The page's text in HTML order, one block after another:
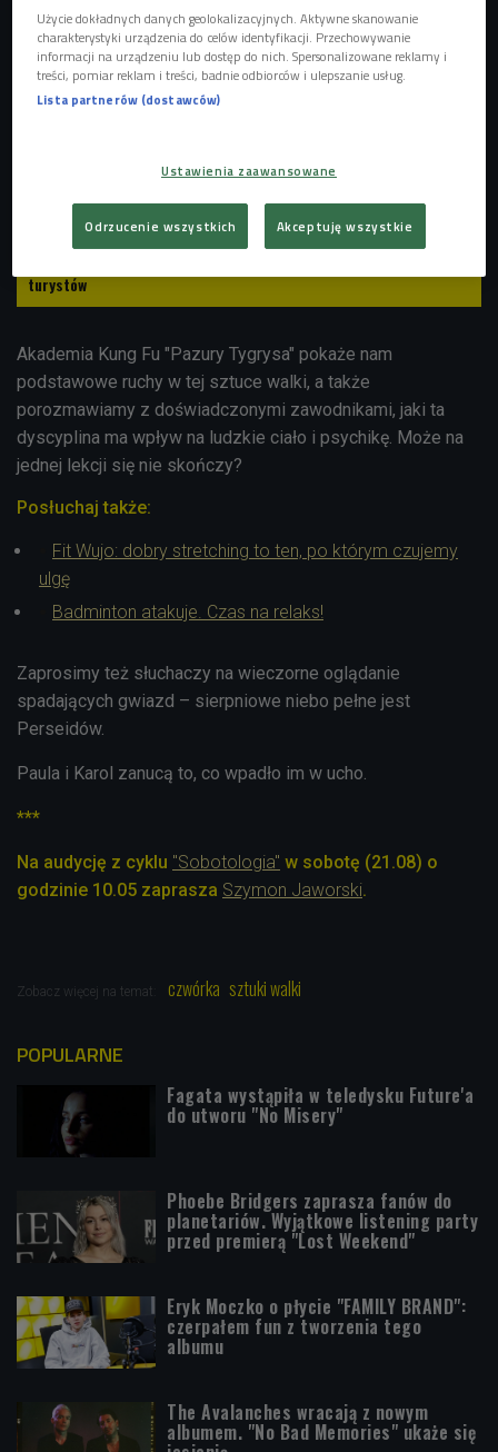
turystów
Akademia Kung Fu "Pazury Tygrysa" pokaże nam
podstawowe ruchy w tej sztuce walki, a także
porozmawiamy z doświadczonymi zawodnikami, jaki ta
dyscyplina ma wpływ na ludzkie ciało i psychikę. Może na
jednej lekcji się nie skończy?
Posłuchaj także:
Fit Wujo: dobry stretching to ten, po którym czujemy
ulgę
Badminton atakuje. Czas na relaks!
Zaprosimy też słuchaczy na wieczorne oglądanie
spadających gwiazd – sierpniowe niebo pełne jest
Perseidów.
Paula i Karol zanucą to, co wpadło im w ucho.
***
Na audycję z cyklu "Sobotologia" w sobotę (21.08) o
godzinie 10.05 zaprasza Szymon Jaworski.
Zobacz więcej na temat: czwórka sztuki walki
POPULARNE
Fagata wystąpiła w teledysku Future'a
do utworu "No Misery"
Phoebe Bridgers zaprasza fanów do
planetariów. Wyjątkowe listening party
przed premierą "Lost Weekend"
Eryk Moczko o płycie "FAMILY BRAND":
czerpałem fun z tworzenia tego
albumu
The Avalanches wracają z nowym
albumem. "No Bad Memories" ukaże się
Użycie dokładnych danych geolokalizacyjnych. Aktywne skanowanie
charakterystyki urządzenia do celów identyfikacji. Przechowywanie
informacji na urządzeniu lub dostęp do nich. Spersonalizowane reklamy i
treści, pomiar reklam i treści, badnie odbiorców i ulepszanie usług.
Lista partnerów (dostawców)
Ustawienia zaawansowane
Odrzucenie wszystkich Akceptuję wszystkie